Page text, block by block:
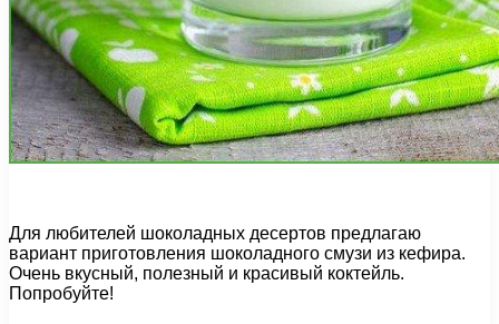
Для любителей шоколадных десертов предлагаю
вариант приготовления шоколадного смузи из кефира.
Очень вкусный, полезный и красивый коктейль.
Попробуйте!